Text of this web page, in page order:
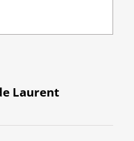
Laurent